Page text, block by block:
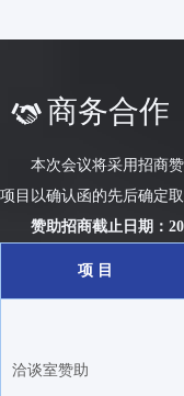
国泰君安
江苏宏泰
远大
常熟
张家港欣
东北中石
商务合作
本次会议将采用招商赞
项目以确认函的先后确定取
赞助招商截止日期：
项 目
洽谈室赞助